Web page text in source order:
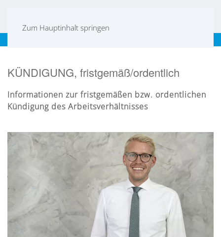
Zum Hauptinhalt springen
KÜNDIGUNG, fristgemäß/ordentlich
Informationen zur fristgemäßen bzw. ordentlichen
Kündigung des Arbeitsverhältnisses